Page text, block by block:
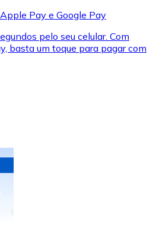
com dinheiro e outros
conta Bitnovo ou faça
Pay e Google Pay
pelo seu celular. Com
basta um toque para pagar com